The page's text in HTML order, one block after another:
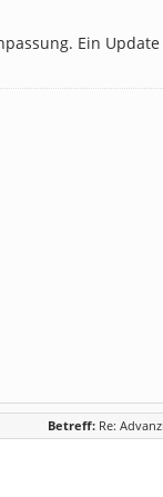
Ein
Betreff: Re: